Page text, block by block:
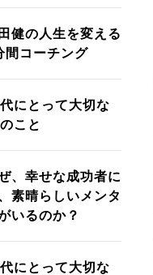
健の人生を変える
間コーチング
にとって大切な
こと
、幸せな成功者に
素晴らしいメンタ
いるのか？
にとって大切な